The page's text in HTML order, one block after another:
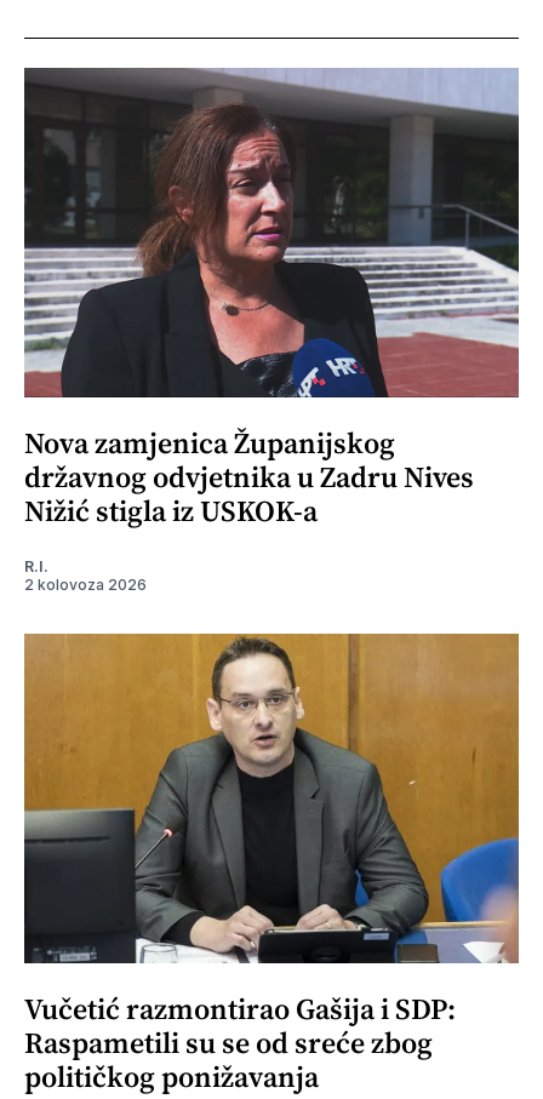
Nova zamjenica Županijskog
državnog odvjetnika u Zadru Nives
Nižić stigla iz USKOK-a
R.I.
2 kolovoza 2026
Vučetić razmontirao Gašija i SDP:
Raspametili su se od sreće zbog
političkog ponižavanja